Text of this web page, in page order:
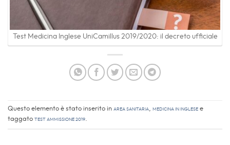
Test Medicina Inglese UniCamillus 2019/2020: il decreto ufficiale
Questo elemento è stato inserito in Area sanitaria, Medicina in inglese e
taggato test ammissione 2019.